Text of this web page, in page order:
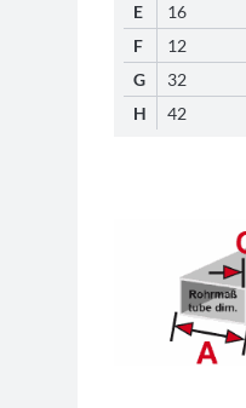
E
16
F
12
G
32
H
42